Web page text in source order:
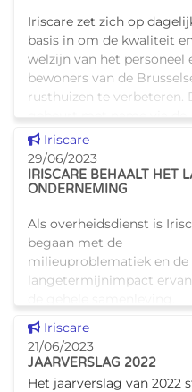
Iriscare zet zich op
basis in om de kwaliteit
welzijn van het personeel
bewoners van de
rusthuizen te verbeteren.
gebeurt met name via de
uitbreiding van het rea
Dit nieuws tonen
Iriscare
29/06/2023
IRISCARE BEHAALT HET
ONDERNEMING
Als overheidsdienst is
begaan met de
milieuproblematiek en de
langetermijnimpact
Daarom heeft Iriscare
alles gezet om het label
Ecodynamische Onderne
Dit nieuws tonen
Iriscare
21/06/2023
JAARVERSLAG 2022
Het jaarverslag van 2022